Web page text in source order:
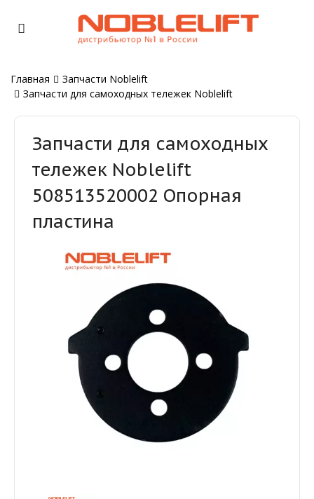
Главная
Запчасти Noblelift
Запчасти для самоходных тележек Noblelift
Запчасти для самоходных
тележек Noblelift
508513520002 Опорная
пластина